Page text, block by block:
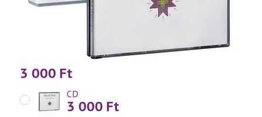
3 000 Ft
CD
3 000 Ft